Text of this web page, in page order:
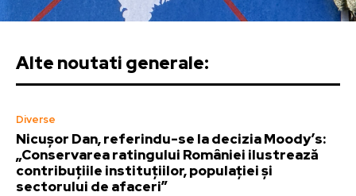
Alte noutati generale:
Diverse
Nicușor Dan, referindu-se la decizia Moody’s:
„Conservarea ratingului României ilustrează
contribuțiile instituțiilor, populației și
sectorului de afaceri”